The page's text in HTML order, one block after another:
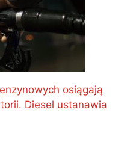
osiągają
Diesel ustanawia